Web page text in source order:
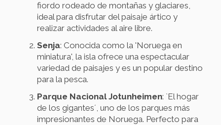
fiordo rodeado de montañas y glaciares,
ideal para disfrutar del paisaje ártico y
realizar actividades al aire libre.
Senja: Conocida como la 'Noruega en
miniatura', la isla ofrece una espectacular
variedad de paisajes y es un popular destino
para la pesca.
Parque Nacional Jotunheimen: `El hogar
de los gigantes´, uno de los parques más
impresionantes de Noruega. Perfecto para